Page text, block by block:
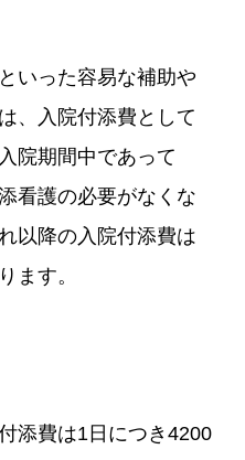
いった容易な補助や
、入院付添費として
院期間中であって
看護の必要がなくな
以降の入院付添費は
ます。
添費は1日につき4200